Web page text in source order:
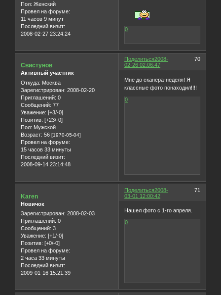
Пол: Женский
Провел на форуме:
11 часов 9 минут
Последний визит:
2008-02-27 23:24:24
0
Поделиться 70
2008-
02-26 02:06:47
Свистунов
Активный участник
Откуда: Москва
Зарегистрирован: 2008-02-20
Приглашений: 0
Сообщений: 77
Уважение: [+3/-0]
Позитив: [+23/-0]
Пол: Мужской
Возраст: 56 [1970-05-04]
Провел на форуме:
15 часов 33 минуты
Последний визит:
2008-09-14 23:14:48
Мне до сканера-неделя! Я
классные фото понаходил!!!!
0
Поделиться 71
2008-
03-01 12:00:42
Karen
Новичок
Зарегистрирован: 2008-02-03
Приглашений: 0
Сообщений: 3
Уважение: [+1/-0]
Позитив: [+0/-0]
Провел на форуме:
2 часа 33 минуты
Последний визит:
2009-01-16 15:21:39
Нашел фото с 1-го апреля.
0